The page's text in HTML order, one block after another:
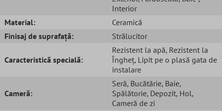
Interior
Material:
Ceramică
Finisaj de suprafață:
Strălucitor
Caracteristică specială:
Rezistent la apă, Rezistent la
Îngheț, Lipit pe o plasă gata de
instalare
Cameră:
Seră, Bucătărie, Baie,
Spălătorie, Depozit, Hol,
Cameră de zi